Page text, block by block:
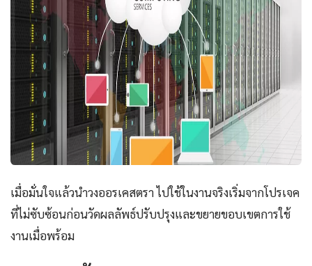
เมื่อมั่นใจแล้วนำวงออรเคสตรา ไปใช้ในงานจริงเริ่มจากโปรเจค
ที่ไม่ซับซ้อนก่อนวัดผลลัพธ์ปรับปรุงและขยายขอบเขตการใช้
งานเมื่อพร้อม